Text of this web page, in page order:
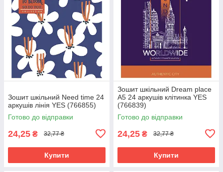
Зошит шкільний Need time 24
аркушів лінія YES (766855)
Готово до відправки
24,25 ₴ 32,77 ₴
Купити
Зошит шкільний Dream place
А5 24 аркушів клітинка YES
(766839)
Готово до відправки
24,25 ₴ 32,77 ₴
Купити